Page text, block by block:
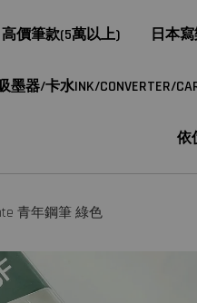
高價筆款(5萬以上) 日本
器/卡水INK/CONVERTER/
依
青年鋼筆 綠色